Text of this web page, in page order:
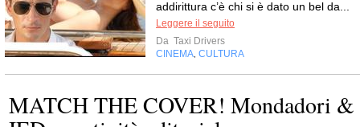
addirittura c’è chi si è dato un bel da...
Leggere il seguito
Da Taxi Drivers
CINEMA CULTURA
MATCH THE COVER! Mondadori &